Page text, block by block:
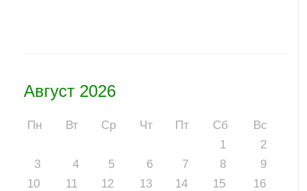
Август 2026
Пн Вт Ср Чт Пт Сб
Вс
1
2
3
4 5 6 7 8
9
10
11 12 13 14 15
16